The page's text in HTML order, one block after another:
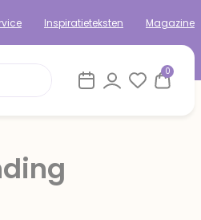
Inspiratieteksten Magazine
0